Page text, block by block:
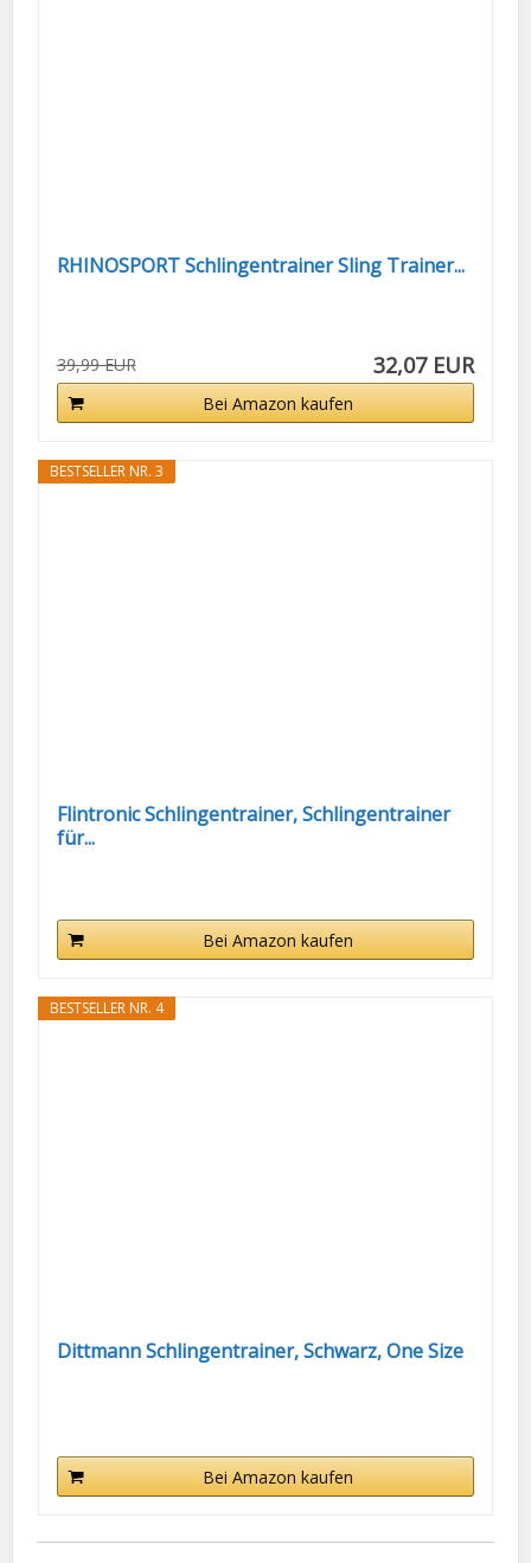
RHINOSPORT Schlingentrainer Sling Trainer...
39,99 EUR 32,07 EUR
Bei Amazon kaufen
BESTSELLER NR. 3
Flintronic Schlingentrainer, Schlingentrainer
für...
Bei Amazon kaufen
BESTSELLER NR. 4
Dittmann Schlingentrainer, Schwarz, One Size
Bei Amazon kaufen